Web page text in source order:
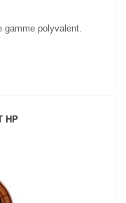
gamme polyvalent.
HP